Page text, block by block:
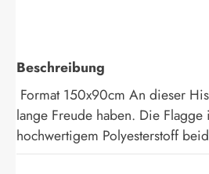
Beschreibung
Format 150x90cm An dieser
lange Freude haben. Die Flagge
hochwertigem Polyesterstoff